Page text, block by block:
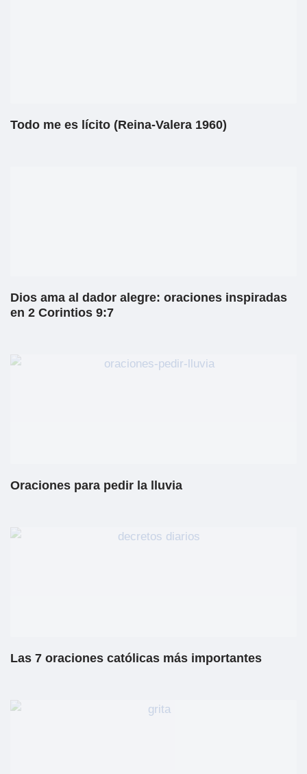
Todo me es lícito (Reina-Valera 1960)
Dios ama al dador alegre: oraciones inspiradas
en 2 Corintios 9:7
Oraciones para pedir la lluvia
Las 7 oraciones católicas más importantes